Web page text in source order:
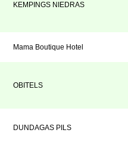
KEMPINGS NIEDRAS
Mama Boutique Hotel
OBITELS
DUNDAGAS PILS